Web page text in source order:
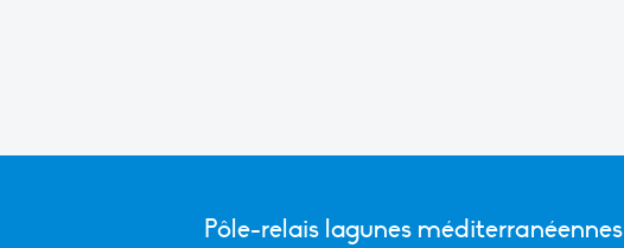
Pôle-relais lagunes méditerranéennes